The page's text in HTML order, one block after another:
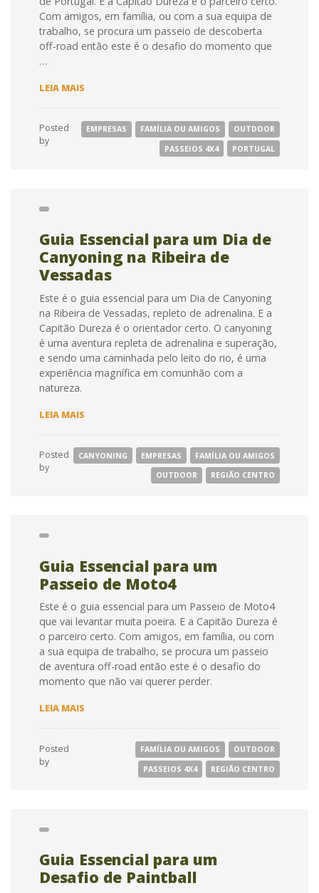
Com amigos, em família, ou com a sua equipa de
trabalho, se procura um passeio de descoberta
off-road então este é o desafio do momento que
…
LEIA MAIS
PARA
UM
PASSEIO
Posted
by
EMPRESAS FAMÍLIA OU AMIGOS
OUTDOOR
PASSEIOS 4X4
PORTUGAL
Guia Essencial para um Dia de
Canyoning na Ribeira de
Vessadas
Este é o guia essencial para um Dia de Canyoning
na Ribeira de Vessadas, repleto de adrenalina. E a
Capitão Dureza é o orientador certo. O canyoning
é uma aventura repleta de adrenalina e superação,
e sendo uma caminhada pelo leito do rio, é uma
experiência magnífica em comunhão com a
natureza.
LEIA MAIS
PARA
UM
DIA
Posted
by
CANYONING EMPRESAS
FAMÍLIA OU AMIGOS
OUTDOOR
REGIÃO CENTRO
Guia Essencial para um
Passeio de Moto4
Este é o guia essencial para um Passeio de Moto4
que vai levantar muita poeira. E a Capitão Dureza é
o parceiro certo. Com amigos, em família, ou com
a sua equipa de trabalho, se procura um passeio
de aventura off-road então este é o desafio do
momento que não vai querer perder.
LEIA MAIS
PARA
Posted
by
FAMÍLIA OU AMIGOS
OUTDOOR
PASSEIOS 4X4
REGIÃO CENTRO
Guia Essencial para um
Desafio de Paintball